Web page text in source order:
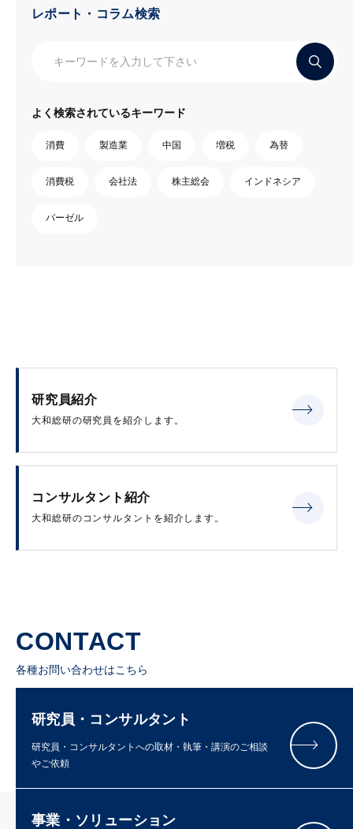
レポート・コラム検索
よく検索されているキーワード
消費 製造業 中国 増税 為替
消費税 会社法 株主総会 インドネシア
バーゼル
研究員紹介
大和総研の研究員を紹介します。
コンサルタント紹介
大和総研のコンサルタントを紹介します。
CONTACT
各種お問い合わせはこちら
研究員・コンサルタント
研究員・コンサルタントへの取材・執筆・講演のご相談
やご依頼
事業・ソリューション